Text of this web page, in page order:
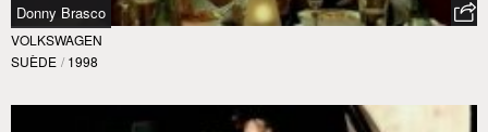
Donny Brasco
VOLKSWAGEN
SUÈDE / 1998